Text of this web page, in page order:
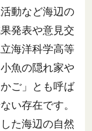
動など海辺の
発表や意見交
海洋科学高等
魚の隠れ家や
ご」とも呼ば
い存在です。
た海辺の自然